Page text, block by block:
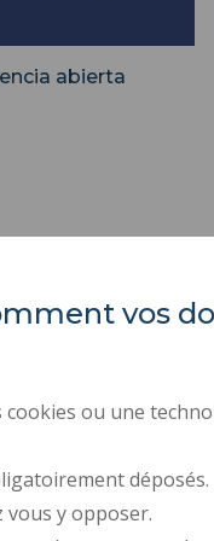
abierta
ACTOS
DATOS PERSONALES
CRÉDITOS
vos
cookies ou une
déposés.
vous y opposer.